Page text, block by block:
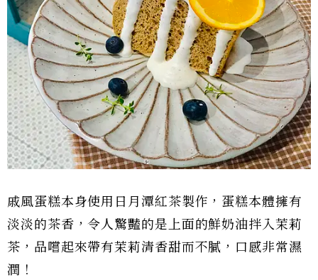
戚風蛋糕本身使用日月潭紅茶製作，蛋糕本體擁有
淡淡的茶香，令人驚豔的是上面的鮮奶油拌入茉莉
茶，品嚐起來帶有茉莉清香甜而不膩，口感非常濕
潤！